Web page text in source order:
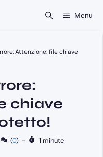
Menu
Attenzione: file chiave
chiave
(0) - 1 minute